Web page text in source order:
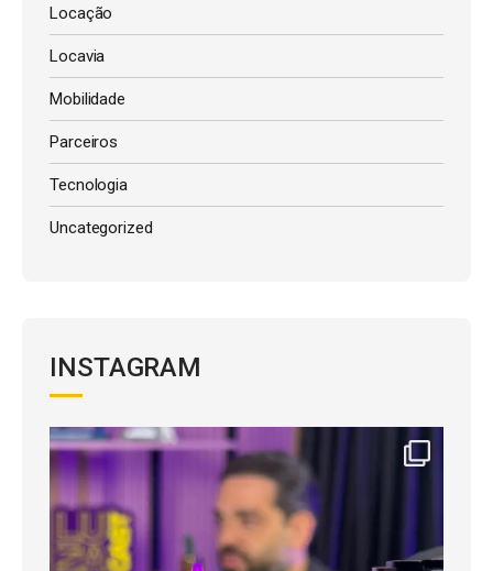
Locação
Locavia
Mobilidade
Parceiros
Tecnologia
Uncategorized
INSTAGRAM